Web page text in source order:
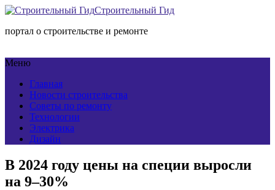
Строительный Гид
портал о строительстве и ремонте
Меню
Главная
Новости строительства
Советы по ремонту
Технологии
Электрика
Дизайн
В 2024 году цены на специи выросли
на 9–30%